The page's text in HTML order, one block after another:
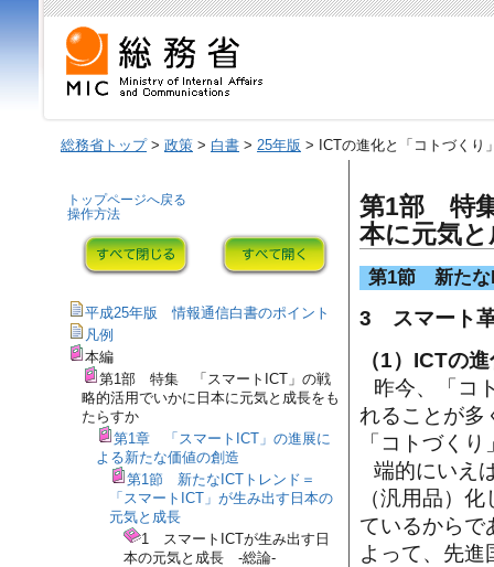
総務省トップ> 政策 > 白書 > 25年版 > ICTの進化と「コトづくり
第1部 特
本に元気
第1節 新たな
3 スマート革
（1）ICTの
昨今、「コ
れることが多
「コトづく
端的にいえ
（汎用品）
ているからで
よって、先進
トップページへ戻る
操作方法
平成25年版 情報通信白書のポイント
凡例
本編
第1部 特集 「スマートICT」の戦
略的活用でいかに日本に元気と成長をも
たらすか
第1章 「スマートICT」の進展に
よる新たな価値の創造
第1節 新たなICTトレンド＝
「スマートICT」が生み出す日本の
元気と成長
1 スマートICTが生み出す日
本の元気と成長 -総論-